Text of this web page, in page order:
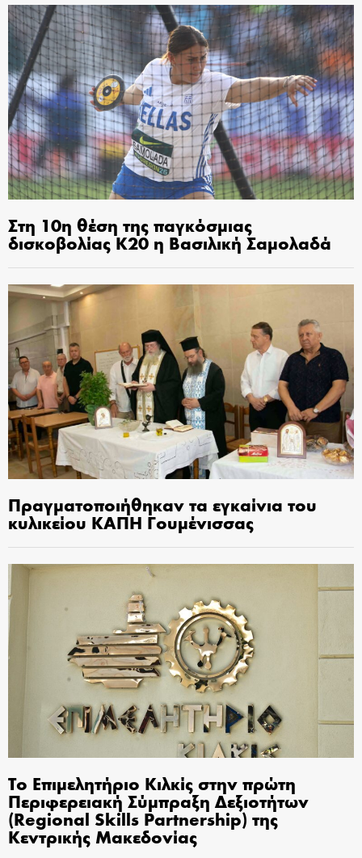
Στη 10η θέση της παγκόσμιας
δισκοβολίας Κ20 η Βασιλική Σαμολαδά
Πραγματοποιήθηκαν τα εγκαίνια του
κυλικείου ΚΑΠΗ Γουμένισσας
Το Επιμελητήριο Κιλκίς στην πρώτη
Περιφερειακή Σύμπραξη Δεξιοτήτων
(Regional Skills Partnership) της
Κεντρικής Μακεδονίας